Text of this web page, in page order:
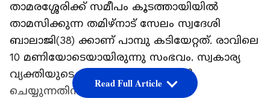
താമരശ്ശേരിക്ക് സമീപം കൂടത്തായിയില്‍
താമസിക്കുന്ന തമിഴ്‌നാട് സേലം സ്വദേശി
ബാലാജി(38) ക്കാണ് പാമ്പു കടിയേറ്റത്. രാവിലെ
10 മണിയോടെയായിരുന്നു സംഭവം. സ്വകാര്യ
വ്യക്തിയുടെ കൃഷിസ്ഥലത്ത് ജോലി
ചെയ്യുന്നതിനിടെ വലതുകാലിന്
Read Full Article